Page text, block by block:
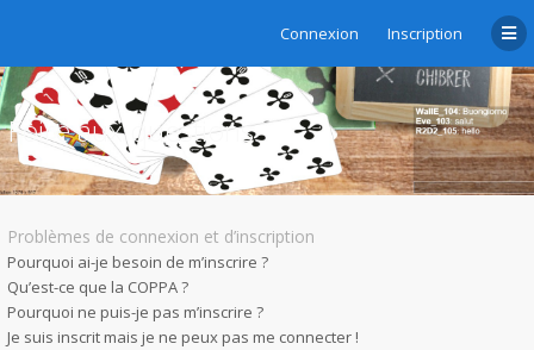
Connexion Inscription
Foire aux questions
Problèmes de connexion et d’inscription
Pourquoi ai-je besoin de m’inscrire ?
Qu’est-ce que la COPPA ?
Pourquoi ne puis-je pas m’inscrire ?
Je suis inscrit mais je ne peux pas me connecter !